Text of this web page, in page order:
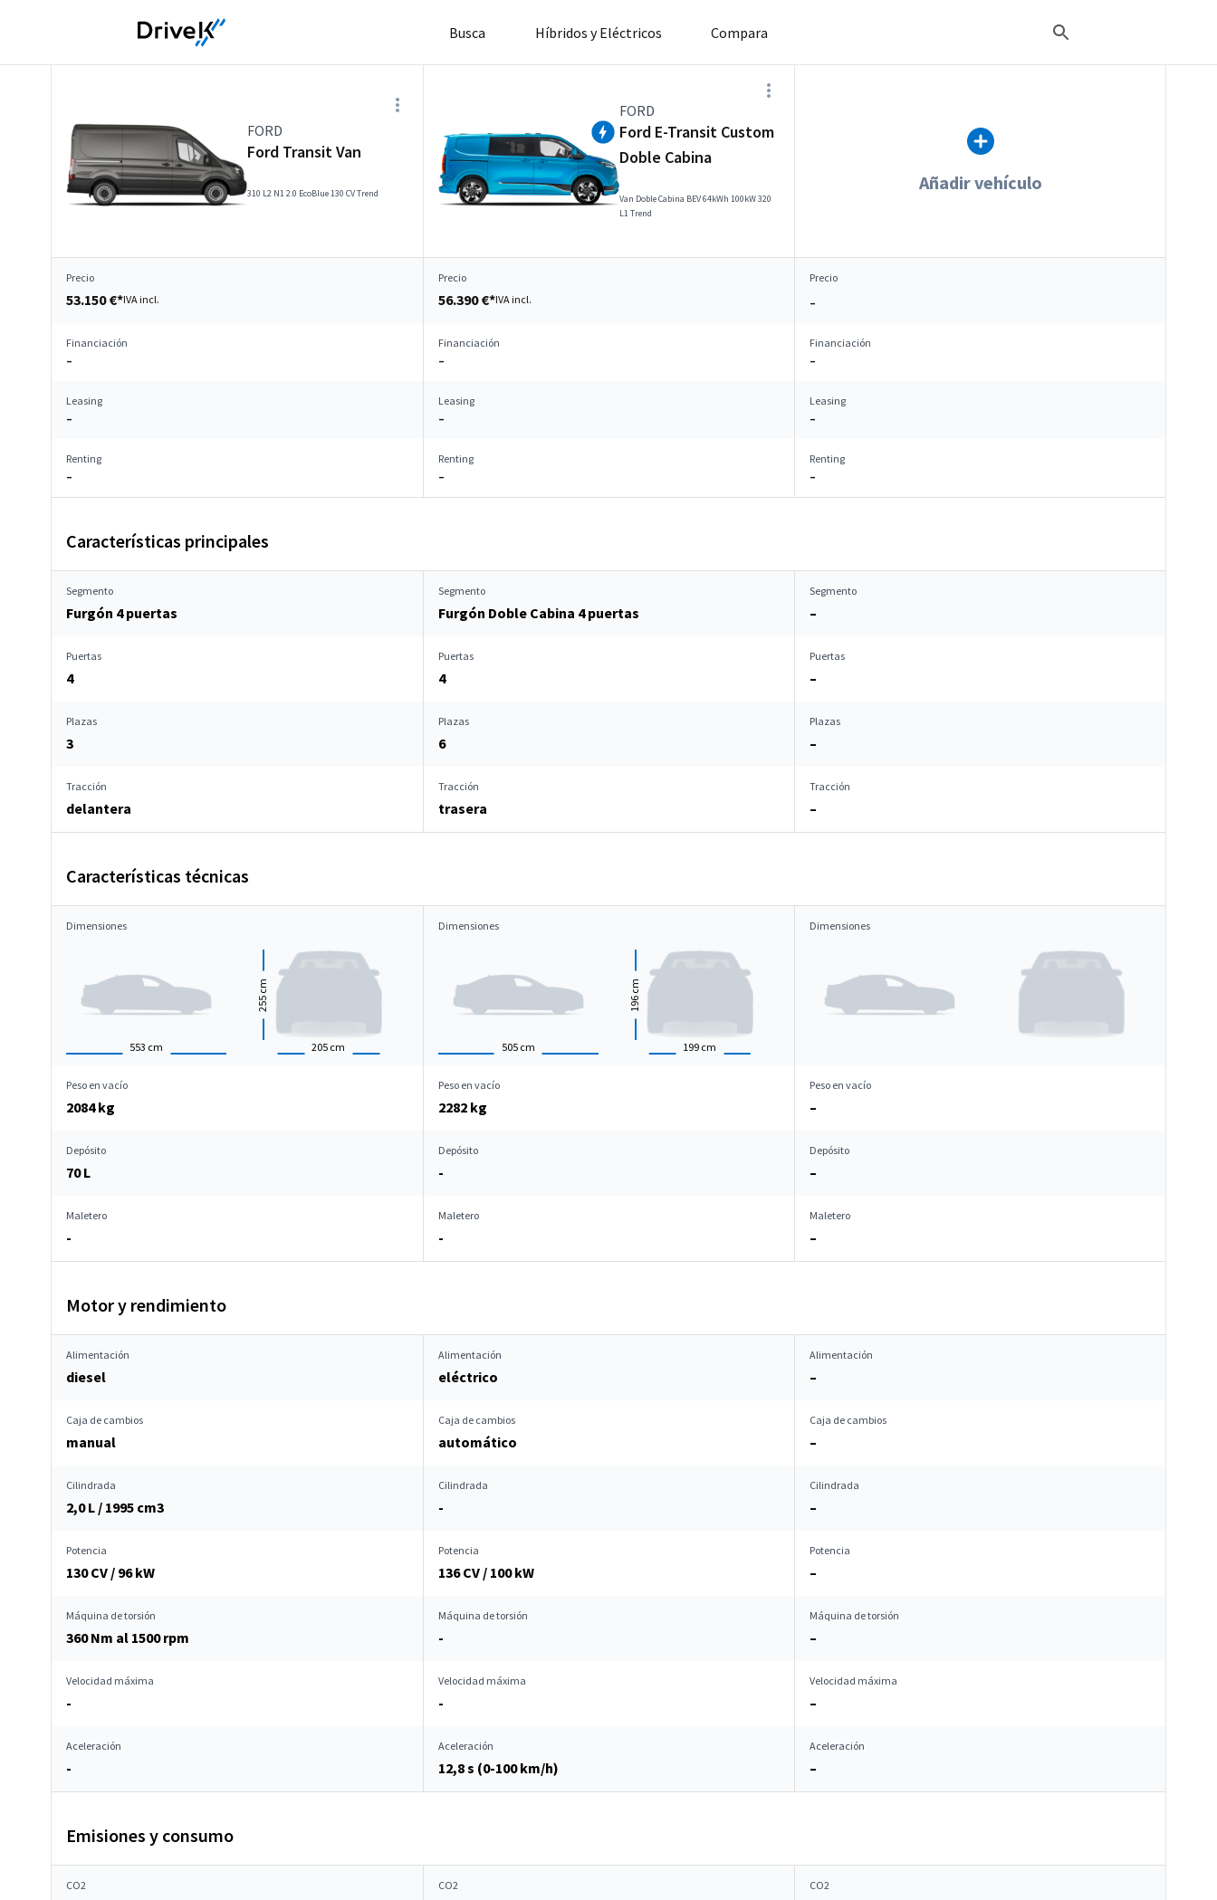
Busca Híbridos y Eléctricos Compara
FORD
Ford Transit Van
310 L2 N1 2.0 EcoBlue 130 CV Trend
FORD
Ford E-Transit Custom
Doble Cabina
Van Doble Cabina BEV 64kWh 100kW 320
L1 Trend
Añadir vehículo
Precio
53.150 €*IVA incl.
Precio
56.390 €*IVA incl.
Precio
–
Financiación
–
Financiación
–
Financiación
–
Leasing
–
Leasing
–
Leasing
–
Renting
–
Renting
–
Renting
–
Características principales
Segmento
Furgón 4 puertas
Segmento
Furgón Doble Cabina 4 puertas
Segmento
–
Puertas
4
Puertas
4
Puertas
–
Plazas
3
Plazas
6
Plazas
–
Tracción
delantera
Tracción
trasera
Tracción
–
Características técnicas
Dimensiones
553 cm 205 cm
255
cm
Dimensiones
505 cm 199 cm
196
cm
Dimensiones
Peso en vacío
2084 kg
Peso en vacío
2282 kg
Peso en vacío
–
Depósito
70 L
Depósito
-
Depósito
–
Maletero
-
Maletero
-
Maletero
–
Motor y rendimiento
Alimentación
diesel
Alimentación
eléctrico
Alimentación
–
Caja de cambios
manual
Caja de cambios
automático
Caja de cambios
–
Cilindrada
2,0 L / 1995 cm3
Cilindrada
-
Cilindrada
–
Potencia
130 CV / 96 kW
Potencia
136 CV / 100 kW
Potencia
–
Máquina de torsión
360 Nm al 1500 rpm
Máquina de torsión
-
Máquina de torsión
–
Velocidad máxima
-
Velocidad máxima
-
Velocidad máxima
–
Aceleración
-
Aceleración
12,8 s (0-100 km/h)
Aceleración
–
Emisiones y consumo
CO2 CO2 CO2